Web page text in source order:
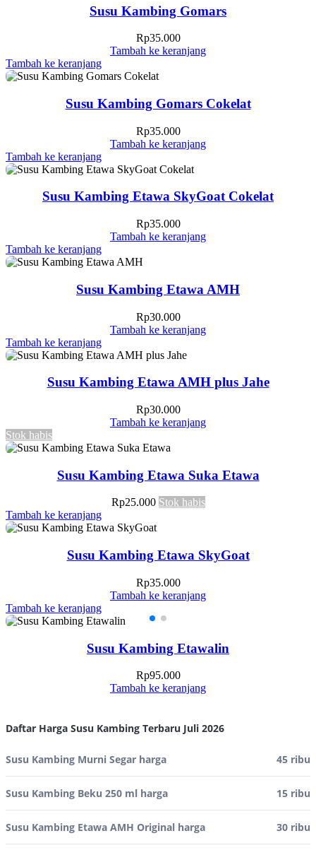
Susu Kambing Gomars
Rp35.000
Tambah ke keranjang
Tambah ke keranjang
Susu Kambing Gomars Cokelat
Rp35.000
Tambah ke keranjang
Tambah ke keranjang
Susu Kambing Etawa SkyGoat Cokelat
Rp35.000
Tambah ke keranjang
Tambah ke keranjang
Susu Kambing Etawa AMH
Rp30.000
Tambah ke keranjang
Tambah ke keranjang
Susu Kambing Etawa AMH plus Jahe
Rp30.000
Tambah ke keranjang
Stok habis
Susu Kambing Etawa Suka Etawa
Rp25.000 Stok habis
Tambah ke keranjang
Susu Kambing Etawa SkyGoat
Rp35.000
Tambah ke keranjang
Tambah ke keranjang
Susu Kambing Etawalin
Rp95.000
Tambah ke keranjang
Daftar Harga Susu Kambing Terbaru Juli 2026
Susu Kambing Murni Segar harga 45 ribu
Susu Kambing Beku 250 ml harga 15 ribu
Susu Kambing Etawa AMH Original harga 30 ribu